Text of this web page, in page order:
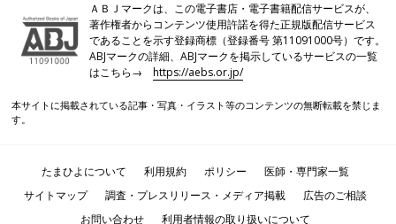
ＡＢＪマークは、この電子書店・電子書籍配信サービスが、
著作権者からコンテンツ使用許諾を得た正規版配信サービス
であることを示す登録商標（登録番号 第11091000号）です。
ABJマークの詳細、ABJマークを掲示しているサービスの一覧
はこちら→https://aebs.or.jp/
本サイトに掲載されている記事・写真・イラスト等のコンテンツの無断転載を禁じま
す。
たまひよについて 利用規約 ポリシー
医師・専門家一覧
サイトマップ
調査・プレスリリース・メディア掲載
広告のご相談
お問い合わせ
利用者情報の取り扱いについて